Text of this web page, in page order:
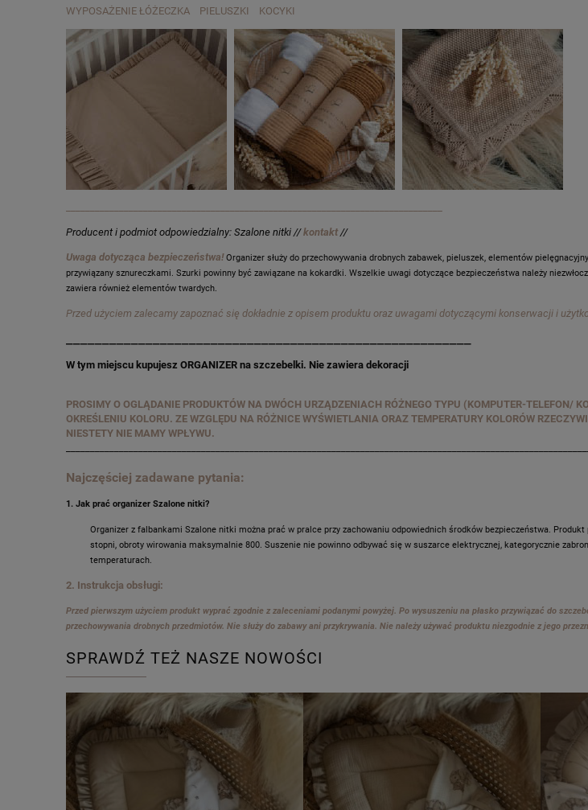
WYPOSAŻENIE ŁÓŻECZKA PIELUSZKI KOCYKI
Producent i podmiot odpowiedzialny: Szalone nitki // kontakt //
Uwaga dotycząca bezpieczeństwa! Organizer służy do przechowywania drobnych zabawek, pieluszek, elementów
przywiązany sznureczkami. Szurki powinny być zawiązane na kokardki. Wszelkie uwagi dotyczące bezpieczeństwa należy
zawiera również elementów twardych.
Przed użyciem zalecamy zapoznać się dokładnie z opisem produktu oraz uwagami dotyczącymi konserwacji i
W tym miejscu kupujesz ORGANIZER na szczebelki. Nie zawiera dekoracji
PROSIMY O OGLĄDANIE PRODUKTÓW NA DWÓCH URZĄDZENIACH RÓŻNEGO TYPU (KOMPUTER-TELEFON/
OKREŚLENIU KOLORU. ZE WZGLĘDU NA RÓŻNICE WYŚWIETLANIA ORAZ TEMPERATURY KOLORÓW
NIESTETY NIE MAMY WPŁYWU.
Najczęściej zadawane pytania:
1. Jak prać organizer Szalone nitki?
Organizer z falbankami Szalone nitki można prać w pralce przy zachowaniu odpowiednich środków bezpieczeństwa.
stopni, obroty wirowania maksymalnie 800. Suszenie nie powinno odbywać się w suszarce elektrycznej, kategorycznie
temperaturach.
2. Instrukcja obsługi:
Przed pierwszym użyciem produkt wyprać zgodnie z zaleceniami podanymi powyżej. Po wysuszeniu na płasko przywiązać do
przechowywania drobnych przedmiotów. Nie służy do zabawy ani przykrywania. Nie należy używać produktu niezgodnie z jego
SPRAWDŹ TEŻ NASZE NOWOŚCI